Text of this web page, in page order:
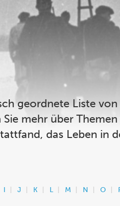
geordnete Liste
mehr über
das Leben in
I J K L M N O